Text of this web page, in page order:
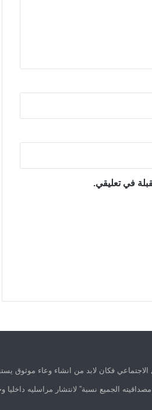
في تعليقي.
فكان لابد من انشاء وعاء موثوق
الجميع نسبة” لانتشار مراسليه داخليا